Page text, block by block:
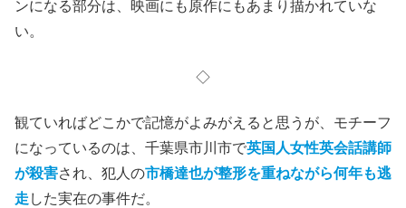
ンになる部分は、映画にも原作にもあまり描かれていな
い。
◇
観ていればどこかで記憶がよみがえると思うが、モチーフ
になっているのは、千葉県市川市で英国人女性英会話講師
が殺害され、犯人の市橋達也が整形を重ねながら何年も逃
走 した実在の事件だ。